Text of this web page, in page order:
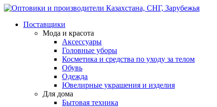
Поставщики
Мода и красота
Аксессуары
Головные уборы
Косметика и средства по уходу за телом
Обувь
Одежда
Ювелирные украшения и изделия
Для дома
Бытовая техника